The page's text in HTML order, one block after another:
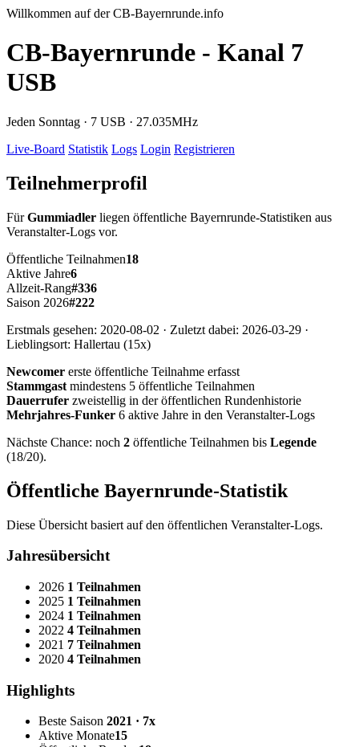
Willkommen auf der CB-Bayernrunde.info
CB-Bayernrunde - Kanal 7
USB
Jeden Sonntag · 7 USB · 27.035MHz
Live-Board Statistik Logs Login Registrieren
Teilnehmerprofil
FürGummiadler liegen öffentliche Bayernrunde-Statistiken aus
Veranstalter-Logs vor.
Öffentliche Teilnahmen18
Aktive Jahre6
Allzeit-Rang#336
Saison 2026#222
Erstmals gesehen: 2020-08-02 · Zuletzt dabei: 2026-03-29 ·
Lieblingsort: Hallertau (15x)
Newcomer erste öffentliche Teilnahme erfasst
Stammgast mindestens 5 öffentliche Teilnahmen
Dauerrufer zweistellig in der öffentlichen Rundenhistorie
Mehrjahres-Funker 6 aktive Jahre in den Veranstalter-Logs
Nächste Chance: noch 2 öffentliche Teilnahmen bis Legende
(18/20).
Öffentliche Bayernrunde-Statistik
Diese Übersicht basiert auf den öffentlichen Veranstalter-Logs.
Jahresübersicht
2026 1 Teilnahmen
2025 1 Teilnahmen
2024 1 Teilnahmen
2022 4 Teilnahmen
2021 7 Teilnahmen
2020 4 Teilnahmen
Highlights
Beste Saison 2021 · 7x
Aktive Monate15